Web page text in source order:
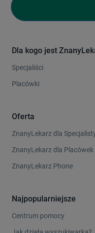
Dla kogo jest
Specjaliści
Placówki
Oferta
ZnanyLekarz dla
ZnanyLekarz dla Placówek
ZnanyLekarz Phone
Najpopularniejsze
Centrum pomocy